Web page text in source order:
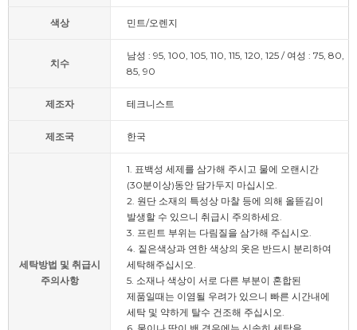
색상 민트/오렌지
치수
남성 : 95, 100, 105, 110, 115, 120, 125 / 여성 : 75, 80,
85, 90
제조자 테크니스트
제조국 한국
세탁방법 및 취급시
주의사항
1. 표백성 세제를 삼가해 주시고 물에 오랜시간
(30분이상)동안 담가두지 마십시오.
2. 원단 소재의 특성상 마찰 등에 의해 올뜯김이
발생할 수 있으니 취급시 주의하세요.
3. 프린트 부위는 다림질을 삼가해 주십시오.
4. 짙은색상과 연한 색상의 옷은 반드시 분리하여
세탁해주십시오.
5. 소재나 색상이 서로 다른 부분이 혼합된
제품일때는 이염될 우려가 있으니 빠른 시간내에
세탁 및 약하게 탈수 건조해 주십시오.